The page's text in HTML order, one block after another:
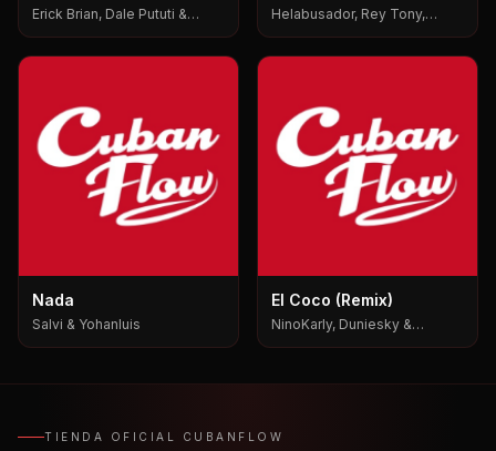
Erick Brian, Dale Pututi &
Helabusador, Rey Tony,
Nada
Salvi & Yohanluis
El Coco (Remix)
NinoKarly, Duniesky &
TIENDA OFICIAL CUBANFLOW